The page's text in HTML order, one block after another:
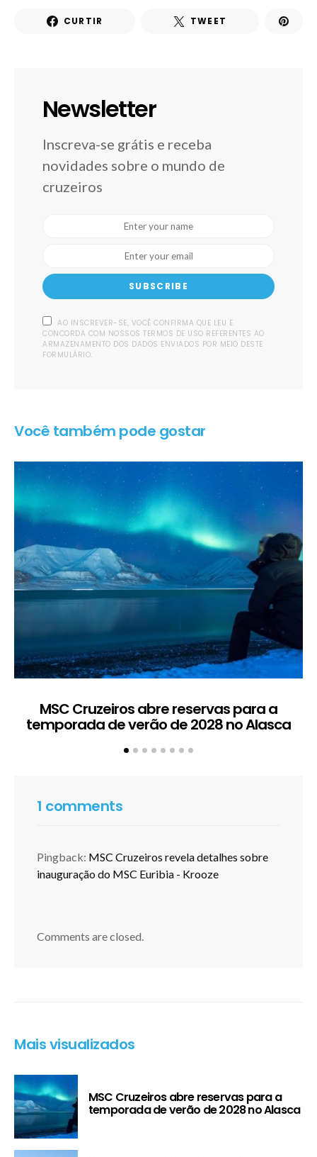
CURTIR TWEET
Newsletter
Inscreva-se grátis e receba
novidades sobre o mundo de
cruzeiros
SUBSCRIBE
AO INSCREVER-SE, VOCÊ CONFIRMA QUE LEU E
CONCORDA COM NOSSOS TERMOS DE USO REFERENTES AO
ARMAZENAMENTO DOS DADOS ENVIADOS POR MEIO DESTE
FORMULÁRIO.
Você também pode gostar
MSC Cruzeiros abre reservas para a
temporada de verão de 2028 no Alasca
1 comments
Pingback: MSC Cruzeiros revela detalhes sobre
inauguração do MSC Euribia - Krooze
Comments are closed.
Mais visualizados
MSC Cruzeiros abre reservas para a
temporada de verão de 2028 no Alasca